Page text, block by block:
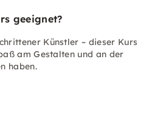
geeignet?
Künstler – dieser Kurs
am Gestalten und an der
haben.